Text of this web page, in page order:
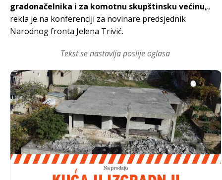
gradonačelnika i za komotnu skupštinsku većinu„,
rekla je na konferenciji za novinare predsjednik
Narodnog fronta Jelena Trivić.
Tekst se nastavlja poslije oglasa